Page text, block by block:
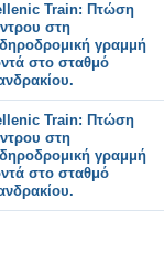
Train: Πτώση
στη
γραμμή
στο σταθμό
Train: Πτώση
στη
γραμμή
στο σταθμό